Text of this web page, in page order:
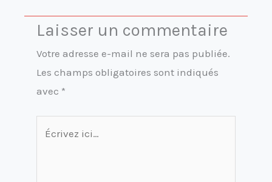
Laisser un commentaire
Votre adresse e-mail ne sera pas publiée.
Les champs obligatoires sont indiqués
avec *